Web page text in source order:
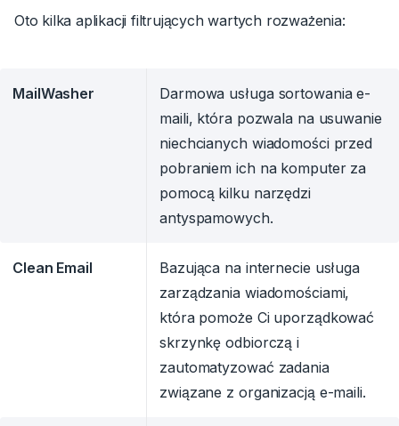
Oto kilka aplikacji filtrujących wartych rozważenia:
MailWasher
Darmowa usługa sortowania e-
maili, która pozwala na usuwanie
niechcianych wiadomości przed
pobraniem ich na komputer za
pomocą kilku narzędzi
antyspamowych.
Clean Email
Bazująca na internecie usługa
zarządzania wiadomościami,
która pomoże Ci uporządkować
skrzynkę odbiorczą i
zautomatyzować zadania
związane z organizacją e-maili.